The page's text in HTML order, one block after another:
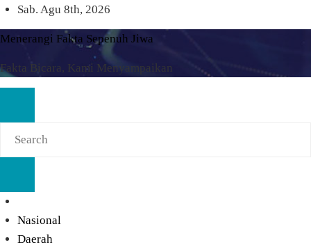
Skip
to
content
Sab. Agu 8th, 2026
Menerangi Fakta Sepenuh Jiwa
Fakta Bicara, Kami Menyampaikan
Nasional
Daerah